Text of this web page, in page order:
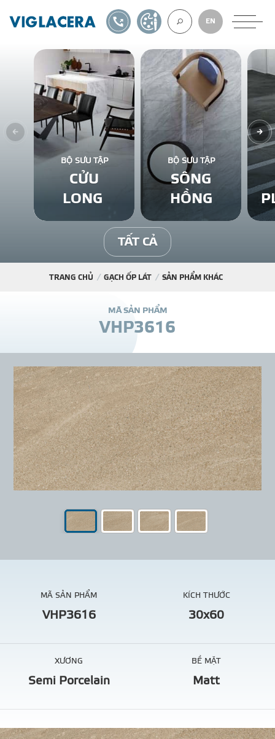
VỀ CHÚNG
GẠCH ỐP LÁT
BÊ TÔNG KHÍ
NGÓI LỢP
THƯ
TIN SỰ KIỆN
TIN CHUYÊN MÔN
LIÊN HỆ - TƯ
EN
1900561582TỰ THIẾT KẾ
BỘ SƯU TẬP
CỬU
LONG
BỘ SƯU TẬP
SÔNG
HỒNG
TẤT CẢ
TRANG CHỦ GẠCH ỐP LÁT SẢN PHẨM KHÁC
MÃ SẢN PHẨM
VHP3616
MÃ SẢN PHẨM
VHP3616
KÍCH THƯỚC
30x60
XƯƠNG
Semi Porcelain
BỀ MẶT
Matt